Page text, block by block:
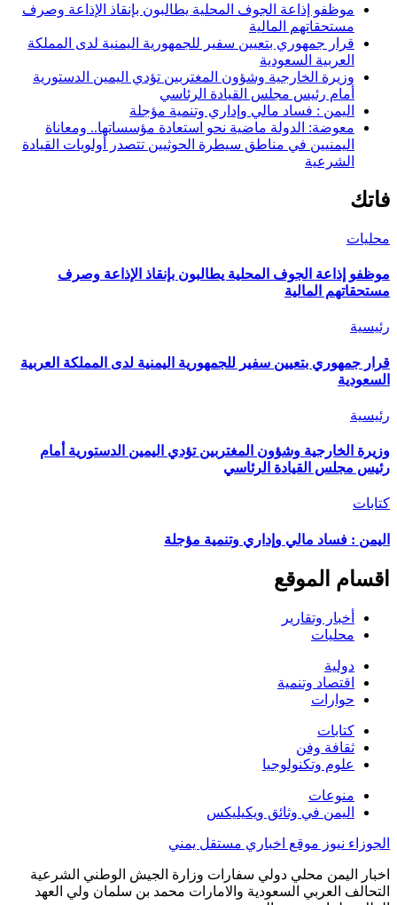
موظفو إذاعة الجوف المحلية يطالبون بإنقاذ الإذاعة وصرف
مستحقاتهم المالية
قرار جمهوري بتعيين سفير للجمهورية اليمنية لدى المملكة
العربية السعودية
وزيرة الخارجية وشؤون المغتربين تؤدي اليمين الدستورية
أمام رئيس مجلس القيادة الرئاسي
اليمن : فساد مالي وإداري وتنمية مؤجلة
معوضة: الدولة ماضية نحو استعادة مؤسساتها.. ومعاناة
اليمنيين في مناطق سيطرة الحوثيين تتصدر أولويات القيادة
الشرعية
فاتك
محليات
موظفو إذاعة الجوف المحلية يطالبون بإنقاذ الإذاعة وصرف
مستحقاتهم المالية
رئيسية
قرار جمهوري بتعيين سفير للجمهورية اليمنية لدى المملكة العربية
السعودية
رئيسية
وزيرة الخارجية وشؤون المغتربين تؤدي اليمين الدستورية أمام
رئيس مجلس القيادة الرئاسي
كتابات
اليمن : فساد مالي وإداري وتنمية مؤجلة
اقسام الموقع
أخبار وتقارير
محليات
دولية
اقتصاد وتنمية
حوارات
كتابات
ثقافة وفن
علوم وتكنولوجيا
منوعات
اليمن في وثائق ويكيليكس
الجوزاء نيوز موقع اخباري مستقل يمني
اخبار اليمن محلي دولي سفارات وزارة الجيش الوطني الشرعية
التحالف العربي السعودية والامارات محمد بن سلمان ولي العهد